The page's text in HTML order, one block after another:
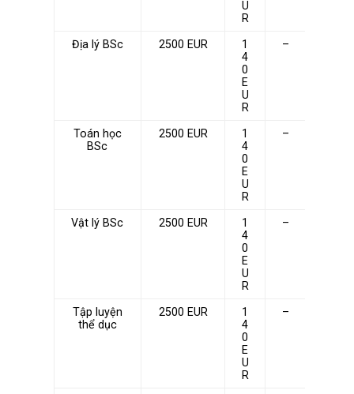
U
R
Địa lý BSc 2500 EUR
1
4
0
E
U
R
–
Toán học
BSc
2500 EUR
1
4
0
E
U
R
–
Vật lý BSc 2500 EUR
1
4
0
E
U
R
–
Tập luyện
thể dục
2500 EUR
1
4
0
E
U
R
–